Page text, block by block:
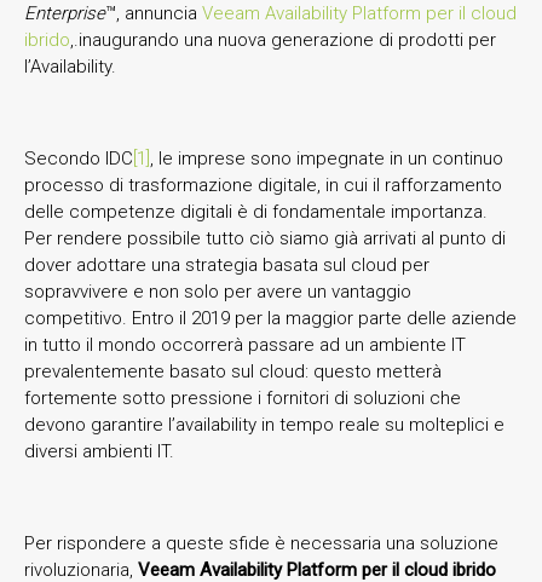
Enterprise™, annuncia Veeam Availability Platform per il cloud
ibrido,.inaugurando una nuova generazione di prodotti per
l’Availability.
Secondo IDC [1] , le imprese sono impegnate in un continuo
processo di trasformazione digitale, in cui il rafforzamento
delle competenze digitali è di fondamentale importanza.
Per rendere possibile tutto ciò siamo già arrivati al punto di
dover adottare una strategia basata sul cloud per
sopravvivere e non solo per avere un vantaggio
competitivo. Entro il 2019 per la maggior parte delle aziende
in tutto il mondo occorrerà passare ad un ambiente IT
prevalentemente basato sul cloud: questo metterà
fortemente sotto pressione i fornitori di soluzioni che
devono garantire l’availability in tempo reale su molteplici e
diversi ambienti IT.
Per rispondere a queste sfide è necessaria una soluzione
rivoluzionaria, Veeam Availability Platform per il cloud ibrido